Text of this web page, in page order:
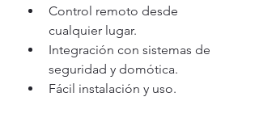
Control remoto desde
cualquier lugar.
Integración con sistemas de
seguridad y domótica.
Fácil instalación y uso.